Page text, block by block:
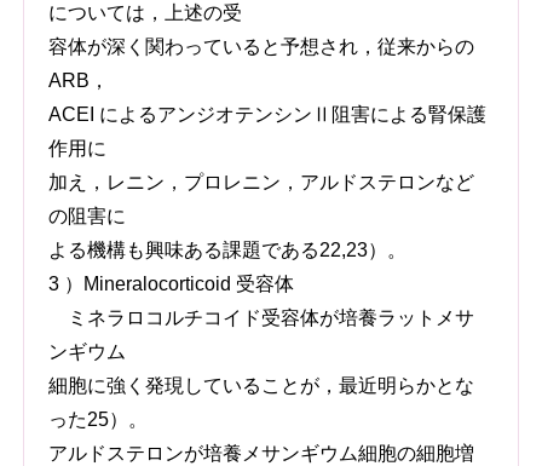
については，上述の受
容体が深く関わっていると予想され，従来からの
ARB，
ACEI によるアンジオテンシンⅡ阻害による腎保護
作用に
加え，レニン，プロレニン，アルドステロンなど
の阻害に
よる機構も興味ある課題である22,23）。
3 ）Mineralocorticoid 受容体
ミネラロコルチコイド受容体が培養ラットメサ
ンギウム
細胞に強く発現していることが，最近明らかとな
った25）。
アルドステロンが培養メサンギウム細胞の細胞増